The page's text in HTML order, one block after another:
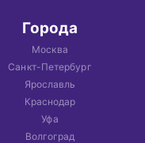
Города
Москва
Санкт-Петербург
Ярославль
Краснодар
Уфа
Волгоград